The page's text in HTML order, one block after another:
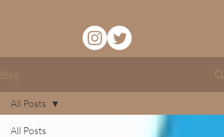
Blog
All Posts
All Posts